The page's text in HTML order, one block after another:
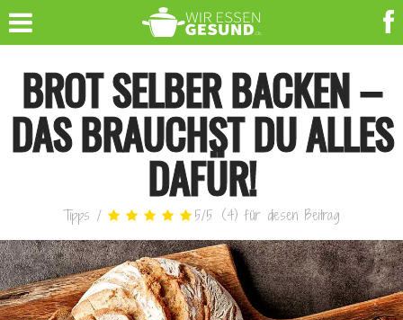
BROT SELBER BACKEN –
DAS BRAUCHST DU ALLES
DAFÜR!
Tipps / 5/5 (4) für diesen Beitrag